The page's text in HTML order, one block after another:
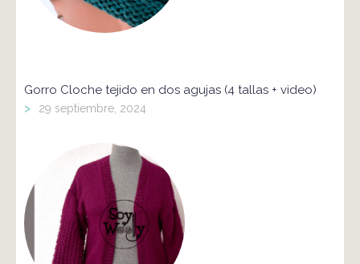
Gorro Cloche tejido en dos agujas (4 tallas + video)
> 29 septiembre, 2024